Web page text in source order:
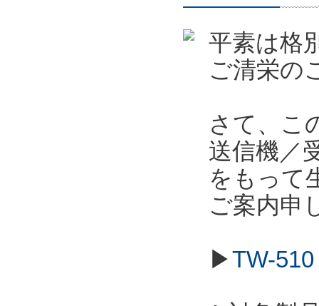
平素は格
ご清栄の
さて、こ
送信機／
をもって
ご案内申
▶TW-